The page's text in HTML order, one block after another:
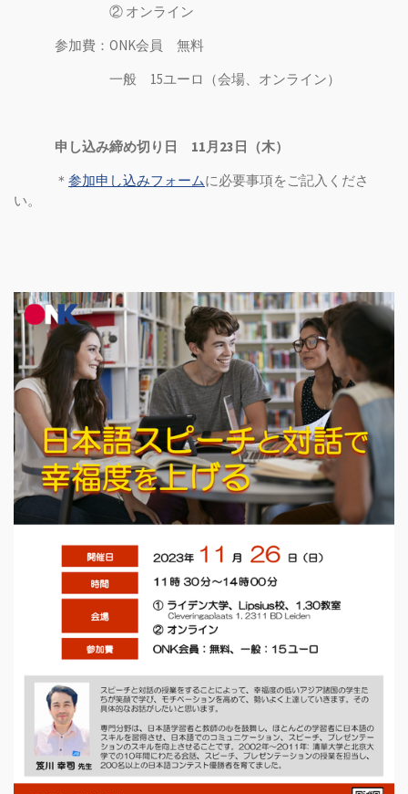
② オンライン
参加費：ONK会員 無料
一般 15ユーロ（会場、オンライン）
申し込み締め切り日 11月23日（木）
＊ 参加申し込みフォームに必要事項をご記入くださ
い。